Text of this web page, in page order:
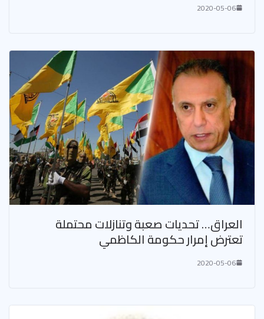
2020-05-06
العراق… تحديات صعبة وتنازلات محتملة
تعترض إمرار حكومة الكاظمي
2020-05-06